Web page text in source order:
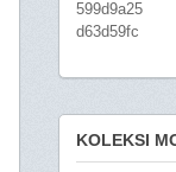
599d9a25
d63d59fc
KOLEKSI